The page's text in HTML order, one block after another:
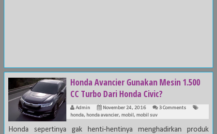
Honda Avancier Gunakan Mesin 1.500
CC Turbo Dari Honda Civic?
Admin November 24, 2016
3 Comments
honda, honda avancier, mobil , mobil suv
Honda sepertinya gak henti-hentinya menghadirkan produk